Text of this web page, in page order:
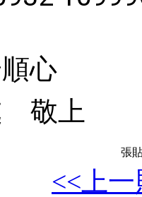
心
敬上
張
<<上